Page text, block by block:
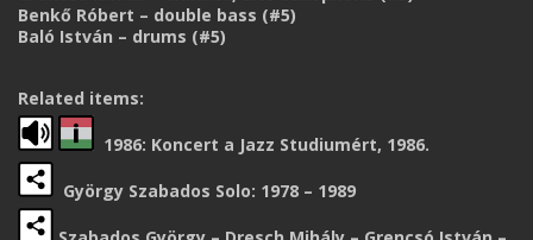
Benkő Róbert – double bass (#5)
Baló István – drums (#5)
Related items:
1986: Koncert a Jazz Studiumért, 1986.
György Szabados Solo: 1978 – 1989